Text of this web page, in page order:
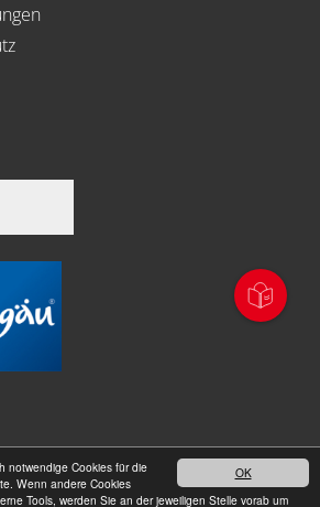
OK
notwendige Cookies für die
Wenn andere Cookies
Tools, werden Sie an der jeweiligen Stelle vorab um
Datenschutz|Impressum